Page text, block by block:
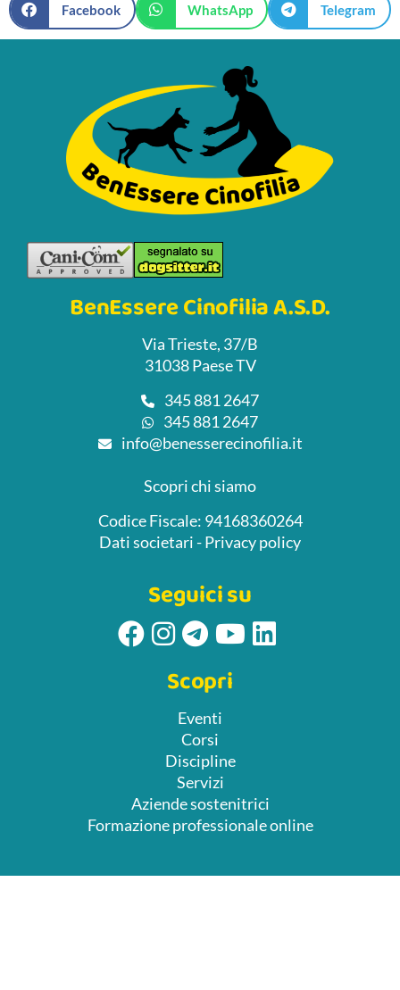
Facebook WhatsApp Telegram
BenEssere Cinofilia A.S.D.
Via Trieste, 37/B
31038 Paese TV
345 881 2647
345 881 2647
info@benesserecinofilia.it
Scopri chi siamo
Codice Fiscale: 94168360264
Dati societari -Privacy policy
Seguici su
Scopri
Eventi
Corsi
Discipline
Servizi
Aziende sostenitrici
Formazione professionale online